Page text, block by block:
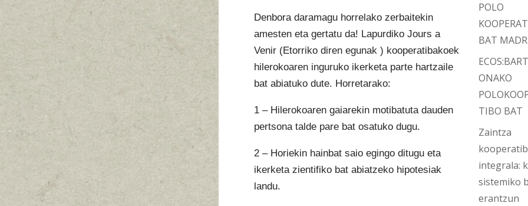
Denbora daramagu horrelako zerbaitekin
amesten eta gertatu da! Lapurdiko Jours a
Venir (Etorriko diren egunak ) kooperatibakoek
hilerokoaren inguruko ikerketa parte hartzaile
bat abiatuko dute. Horretarako:
1 – Hilerokoaren gaiarekin motibatuta dauden
pertsona talde pare bat osatuko dugu.
2 – Horiekin hainbat saio egingo ditugu eta
ikerketa zientifiko bat abiatzeko hipotesiak
landu.
POLO
BAT
ONAKO
TIBO BAT
Zaintza
integrala:
sistemiko
erantzun